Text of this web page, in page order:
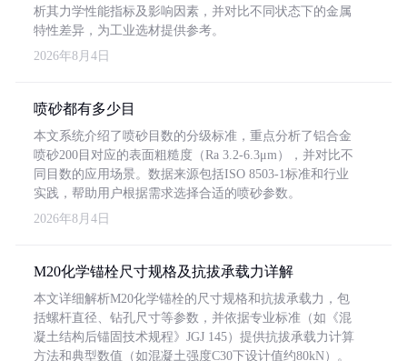
析其力学性能指标及影响因素，并对比不同状态下的金属
特性差异，为工业选材提供参考。
2026年8月4日
喷砂都有多少目
本文系统介绍了喷砂目数的分级标准，重点分析了铝合金
喷砂200目对应的表面粗糙度（Ra 3.2-6.3μm），并对比不
同目数的应用场景。数据来源包括ISO 8503-1标准和行业
实践，帮助用户根据需求选择合适的喷砂参数。
2026年8月4日
M20化学锚栓尺寸规格及抗拔承载力详解
本文详细解析M20化学锚栓的尺寸规格和抗拔承载力，包
括螺杆直径、钻孔尺寸等参数，并依据专业标准（如《混
凝土结构后锚固技术规程》JGJ 145）提供抗拔承载力计算
方法和典型数值（如混凝土强度C30下设计值约80kN）。